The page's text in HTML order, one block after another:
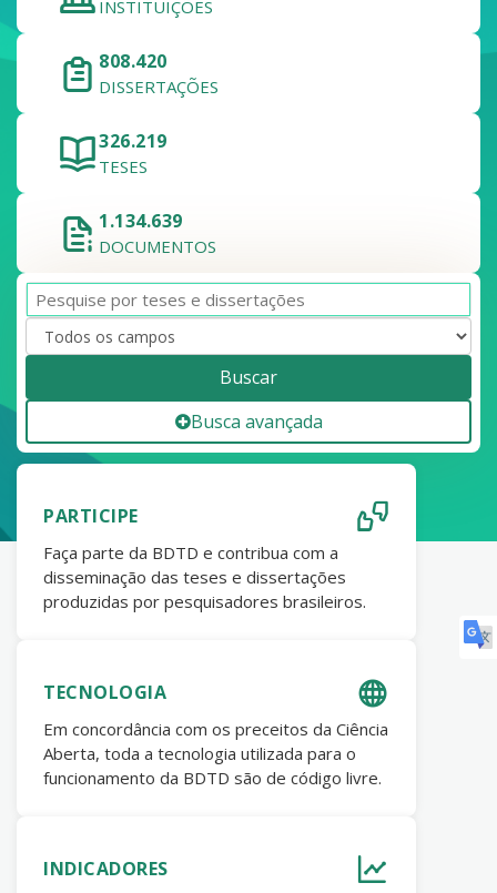
INSTITUIÇÕES
808.420
DISSERTAÇÕES
326.219
TESES
1.134.639
DOCUMENTOS
Buscar
Busca avançada
PARTICIPE
Faça parte da BDTD e contribua com a
disseminação das teses e dissertações
produzidas por pesquisadores brasileiros.
TECNOLOGIA
Em concordância com os preceitos da Ciência
Aberta, toda a tecnologia utilizada para o
funcionamento da BDTD são de código livre.
INDICADORES